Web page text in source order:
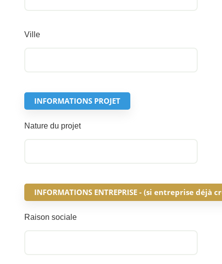
Ville
INFORMATIONS PROJET
Nature du projet
INFORMATIONS ENTREPRISE - (si entreprise déjà
Raison sociale